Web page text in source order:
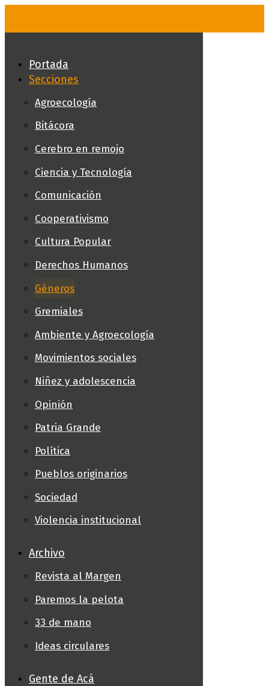
Portada
Secciones
Agroecología
Bitácora
Cerebro en remojo
Ciencia y Tecnología
Comunicación
Cooperativismo
Cultura Popular
Derechos Humanos
Géneros
Gremiales
Ambiente y Agroecología
Movimientos sociales
Niñez y adolescencia
Opinión
Patria Grande
Política
Pueblos originarios
Sociedad
Violencia institucional
Archivo
Revista al Margen
Paremos la pelota
33 de mano
Ideas circulares
Gente de Acá